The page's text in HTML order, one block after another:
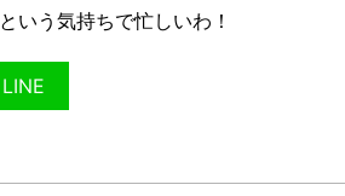
いう気持ちで忙しいわ！
LINE